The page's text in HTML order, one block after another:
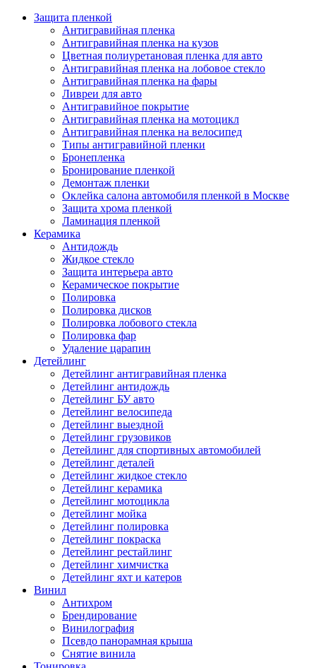
Защита пленкой
Антигравийная пленка
Антигравийная пленка на кузов
Цветная полиуретановая пленка для авто
Антигравийная пленка на лобовое стекло
Антигравийная пленка на фары
Ливреи для авто
Антигравийное покрытие
Антигравийная пленка на мотоцикл
Антигравийная пленка на велосипед
Типы антигравийной пленки
Бронепленка
Бронирование пленкой
Демонтаж пленки
Оклейка салона автомобиля пленкой в Москве
Защита хрома пленкой
Ламинация пленкой
Керамика
Антидождь
Жидкое стекло
Защита интерьера авто
Керамическое покрытие
Полировка
Полировка дисков
Полировка лобового стекла
Полировка фар
Удаление царапин
Детейлинг
Детейлинг антигравийная пленка
Детейлинг антидождь
Детейлинг БУ авто
Детейлинг велосипеда
Детейлинг выездной
Детейлинг грузовиков
Детейлинг для спортивных автомобилей
Детейлинг деталей
Детейлинг жидкое стекло
Детейлинг керамика
Детейлинг мотоцикла
Детейлинг мойка
Детейлинг полировка
Детейлинг покраска
Детейлинг рестайлинг
Детейлинг химчистка
Детейлинг яхт и катеров
Винил
Антихром
Брендирование
Винилография
Псевдо панорамная крыша
Снятие винила